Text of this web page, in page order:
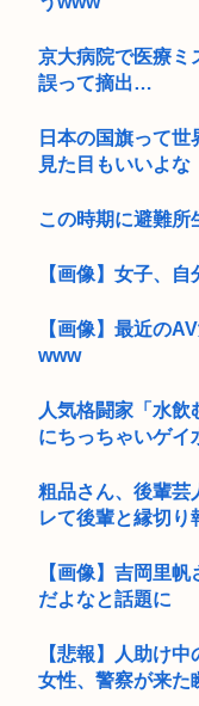
京大病院で医療
誤って摘出…
日本の国旗って
見た目もいいよな
この時期に避難
【画像】女子、
【画像】最近の
www
人気格闘家「水
にちっちゃいゲイ
粗品さん、後輩芸
レて後輩と縁切り
【画像】吉岡里
だよなと話題に
【悲報】人助け
女性、警察が来た